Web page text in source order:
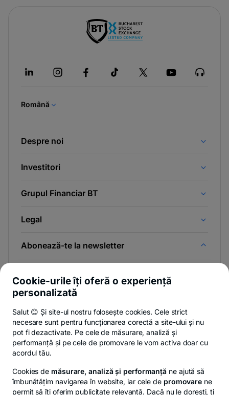
a
Română
Despre noi
Investitori
Grupul Financiar BT
Legal
Abonează-te la newsletter
Poți renunța oricând,vezi detalii-
opens
in
a
.
Privacy Hub - opens in a new tab
Politica de confidențialitate- opens in a new
Politica de cookies
Cookie-urile îți oferă o experiență
personalizată
Salut 😊 Și site-ul nostru folosește cookies. Cele strict
necesare sunt pentru funcționarea corectă a site-ului și nu
pot fi dezactivate. Pe cele de măsurare, analiză și
performanță și pe cele de promovare le vom activa doar cu
acordul tău.
Cookies de măsurare, analiză și performanță ne ajută să
îmbunătățim navigarea în website, iar cele de promovare ne
permit să îți oferim publicitate relevantă. Dacă nu le dorești, ți